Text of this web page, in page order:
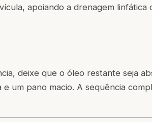
apoiando a drenagem linfática
deixe que o óleo restante seja
e um pano macio. A sequência